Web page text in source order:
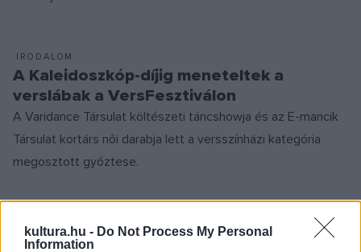
kultura.hu - Do Not Process My Personal
Information
IRODALOM
A Kaleidoszkóp-díjig meneteltek a
verslábak a VersFesztiválon
A Varidance Társulat költészeti táncshowja és az E-mancik
Társulat kortárs női darabja lett a versszínházi kategória
megosztott győztese.
Elkezdődött a 19. Kaleidoszkóp